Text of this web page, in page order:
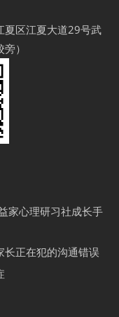
夏区江夏大道29号武
）
家心理研习社成长手
长正在犯的沟通错误